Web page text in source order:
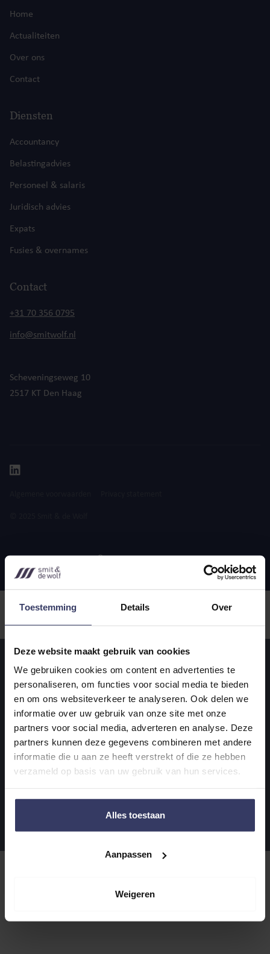
Toestemming Details Over
Deze website maakt gebruik van cookies
We gebruiken cookies om content en advertenties te
personaliseren, om functies voor social media te bieden
en om ons websiteverkeer te analyseren. Ook delen we
informatie over uw gebruik van onze site met onze
partners voor social media, adverteren en analyse. Deze
partners kunnen deze gegevens combineren met andere
informatie die u aan ze heeft verstrekt of die ze hebben
verzameld op basis van uw gebruik van hun services.
Alles toestaan
Aanpassen
Weigeren
Home
Actualiteiten
Over ons
Contact
Diensten
Accountancy
Belastingadvies
Personeel & salaris
Juridisch advies
Expats
Fusies & overnames
Contact
+31 70 356 0795
info@smitwolf.nl
Scheveningseweg 10
2517 KT Den Haag